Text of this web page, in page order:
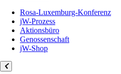
Rosa-Luxemburg-Konferenz
jW-Prozess
Aktionsbüro
Genossenschaft
jW-Shop